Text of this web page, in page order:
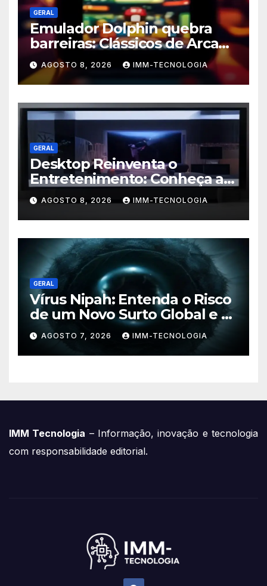
GERAL
Emulador Dolphin quebra
barreiras: Clássicos de Arcade
da Triforce agora no seu PC e
Android!
AGOSTO 8, 2026 IMM-TECNOLOGIA
GERAL
Desktop Reinventa o
Entretenimento: Conheça a
Nova Plataforma de
Streaming com TV ao Vivo e
Conteúdo On-Demand
AGOSTO 8, 2026 IMM-TECNOLOGIA
GERAL
Vírus Nipah: Entenda o Risco
de um Novo Surto Global e a
Preocupação dos
Especialistas
AGOSTO 7, 2026 IMM-TECNOLOGIA
IMM Tecnologia – Informação, inovação e tecnologia
com responsabilidade editorial.